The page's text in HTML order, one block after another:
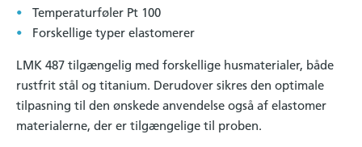
Temperaturføler Pt 100
Forskellige typer elastomerer
LMK 487 tilgængelig med forskellige husmaterialer, både
rustfrit stål og titanium. Derudover sikres den optimale
tilpasning til den ønskede anvendelse også af elastomer
materialerne, der er tilgængelige til proben.